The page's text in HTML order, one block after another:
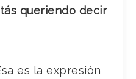
queriendo decir
es la expresión